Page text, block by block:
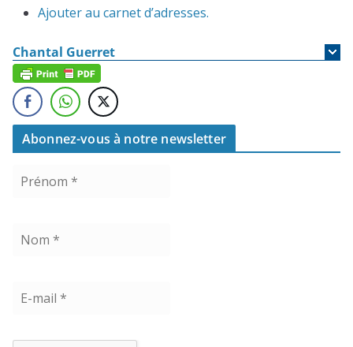
Ajouter au carnet d’adresses.
Chantal Guerret
Abonnez-vous à notre newsletter